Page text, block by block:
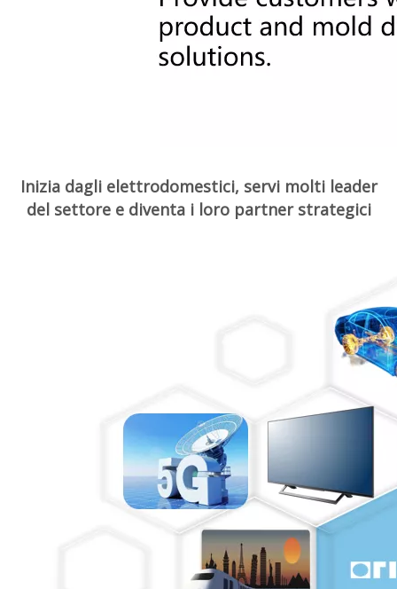
Inizia dagli elettrodomestici, servi molti leader
del settore e diventa i loro partner strategici